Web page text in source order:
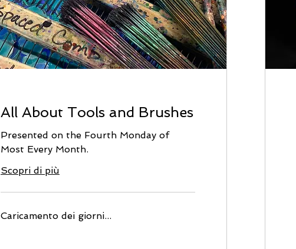
All About Tools and Brushes
Presented on the Fourth Monday of
Most Every Month.
Scopri di più
Caricamento dei giorni...